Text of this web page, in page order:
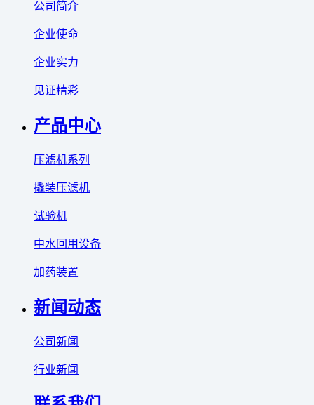
公司简介
企业使命
企业实力
见证精彩
产品中心
压滤机系列
撬装压滤机
试验机
中水回用设备
加药装置
新闻动态
公司新闻
行业新闻